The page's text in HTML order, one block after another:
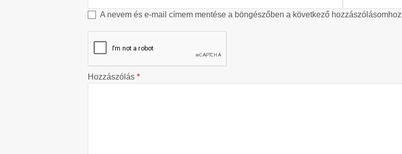
A nevem és e-mail címem mentése a böngészőben a következő
Hozzászólás *